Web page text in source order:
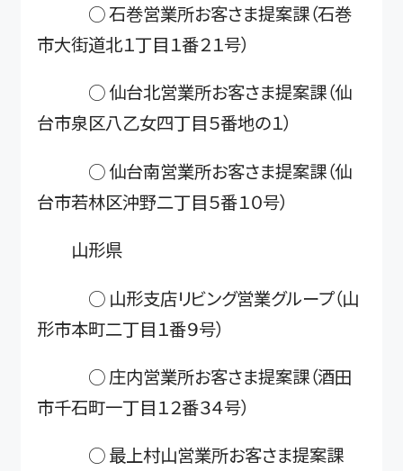
○ 石巻営業所お客さま提案課（石巻
市大街道北１丁目１番２１号）
○ 仙台北営業所お客さま提案課（仙
台市泉区八乙女四丁目５番地の１）
○ 仙台南営業所お客さま提案課（仙
台市若林区沖野二丁目５番１０号）
山形県
○ 山形支店リビング営業グループ（山
形市本町二丁目１番９号）
○ 庄内営業所お客さま提案課（酒田
市千石町一丁目１２番３４号）
○ 最上村山営業所お客さま提案課